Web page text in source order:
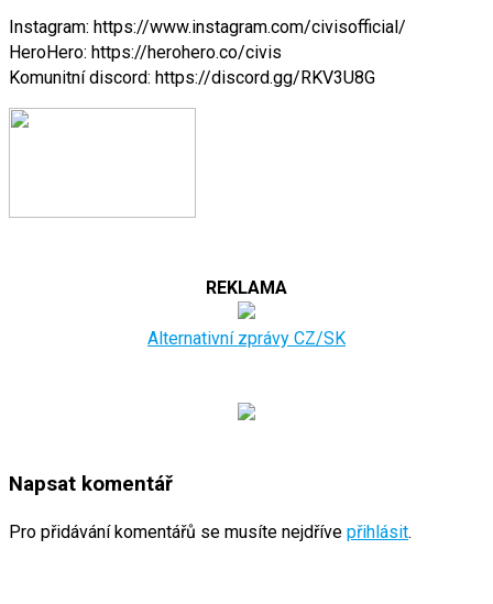
Instagram: https://www.instagram.com/civisofficial/
HeroHero: https://herohero.co/civis
Komunitní discord: https://discord.gg/RKV3U8G
REKLAMA
Alternativní zprávy CZ/SK
Napsat komentář
Pro přidávání komentářů se musíte nejdříve přihlásit.